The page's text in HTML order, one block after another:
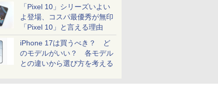
「Pixel 10」シリーズいよい
よ登場、コスパ最優秀が無印
「Pixel 10」と言える理由
iPhone 17は買うべき？ ど
のモデルがいい？ 各モデル
との違いから選び方を考える